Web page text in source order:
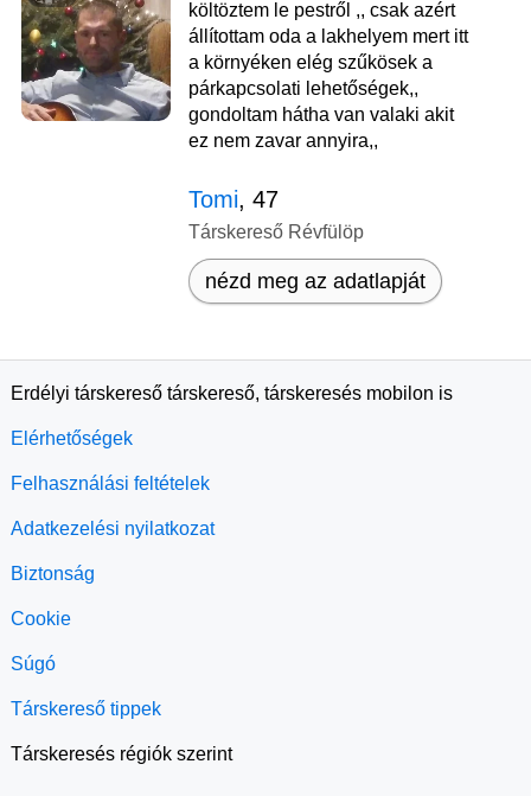
költöztem le pestről ,, csak azért
állítottam oda a lakhelyem mert itt
a környéken elég szűkösek a
párkapcsolati lehetőségek,,
gondoltam hátha van valaki akit
ez nem zavar annyira,,
Tomi, 47
Társkereső Révfülöp
nézd meg az adatlapját
Erdélyi társkereső társkereső, társkeresés mobilon is
Elérhetőségek
Felhasználási feltételek
Adatkezelési nyilatkozat
Biztonság
Cookie
Súgó
Társkereső tippek
Társkeresés régiók szerint